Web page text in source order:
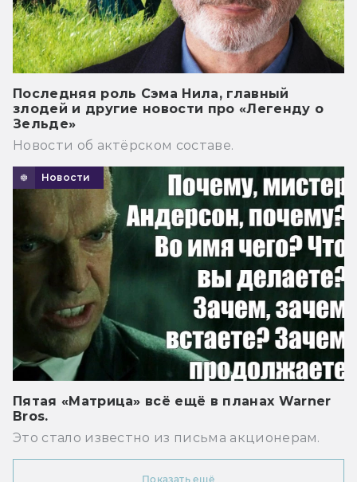
Последняя роль Сэма Нила, главный
злодей и другие новости про «Легенду о
Зельде»
Новости об актёрском составе.
Новости
Пятая «Матрица» всё ещё в планах Warner
Bros.
Это стало известно из письма акционерам.
Показать ещё